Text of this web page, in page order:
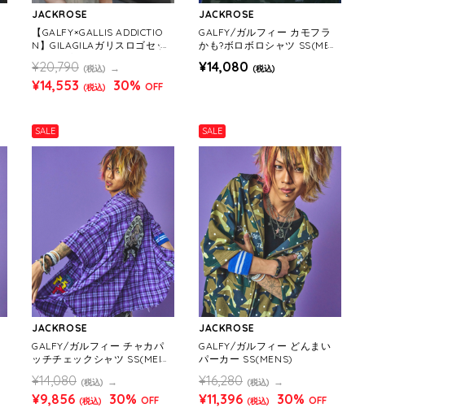
JACKROSE
【GALFY×GALLIS ADDICTIO
N】GILAGILAガリスロゴセッ
¥20,790 (税込)
¥14,553 (税込) 30% OFF
JACKROSE
GALFY/ガルフィー カモフラ
かも?ボロボロシャツ SS(MEN
¥14,080 (税込)
SALE
JACKROSE
GALFY/ガルフィー チャカパ
ッチチェックシャツ SS(MEN
¥14,080 (税込)
¥9,856 (税込) 30% OFF
SALE
JACKROSE
GALFY/ガルフィー どんまい
パーカー SS(MENS)
¥16,280 (税込)
¥11,396 (税込) 30% OFF